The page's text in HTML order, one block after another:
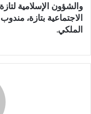
والشؤون الإسلامية
الاجتماعية بتازة،
الملكي.